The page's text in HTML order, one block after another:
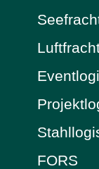
FORS